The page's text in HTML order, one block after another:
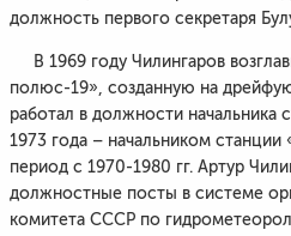
должность первого секретаря
В 1969 году Чилингаров
полюс-19», созданную на
работал в должности начальника
1973 года – начальником
период с 1970-1980 гг. Артур
должностные посты в системе
комитета СССР по